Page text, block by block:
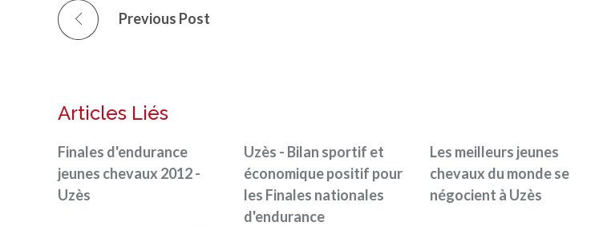
Previous Post
Articles Liés
Finales d'endurance
jeunes chevaux 2012 -
Uzès
Uzès - Bilan sportif et
économique positif pour
les Finales nationales
d'endurance
Les meilleurs jeunes
chevaux du monde se
négocient à Uzès